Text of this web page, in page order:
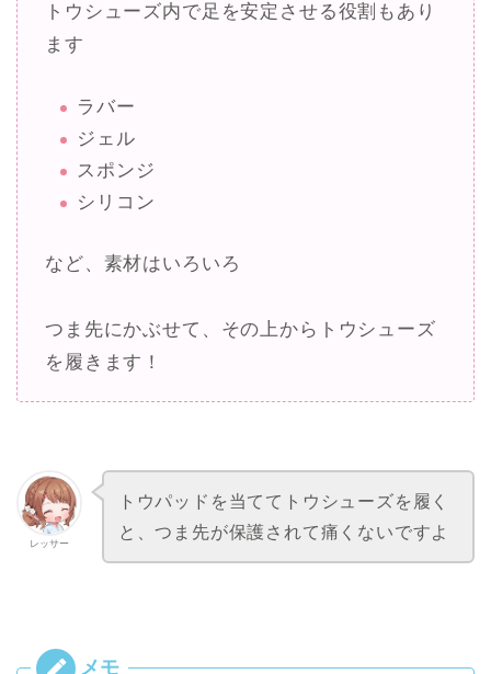
トウシューズ内で足を安定させる役割もあり
ます
ラバー
ジェル
スポンジ
シリコン
など、素材はいろいろ
つま先にかぶせて、その上からトウシューズ
を履きます！
レッサー
トウパッドを当ててトウシューズを履く
と、つま先が保護されて痛くないですよ